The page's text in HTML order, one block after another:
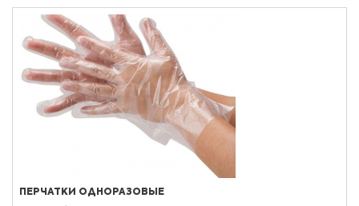
ПЕРЧАТКИ ОДНОРАЗОВЫЕ